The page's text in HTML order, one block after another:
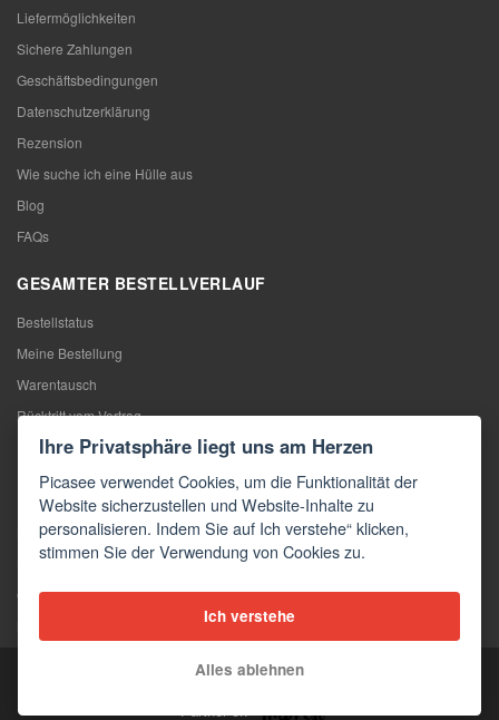
Liefermöglichkeiten
Sichere Zahlungen
Geschäftsbedingungen
Datenschutzerklärung
Rezension
Wie suche ich eine Hülle aus
Blog
FAQs
GESAMTER BESTELLVERLAUF
Bestellstatus
Meine Bestellung
Warentausch
Rücktritt vom Vertrag
Reklamation
KONTAKTE
Kontakte
Kontaktformular
Großhandel
Copyright © 2026 Picasee
Partner of:
Ihre Privatsphäre liegt uns am Herzen
Picasee verwendet Cookies, um die Funktionalität der
Website sicherzustellen und Website-Inhalte zu
personalisieren. Indem Sie auf Ich verstehe“ klicken,
stimmen Sie der Verwendung von Cookies zu.
Ich verstehe
Alles ablehnen